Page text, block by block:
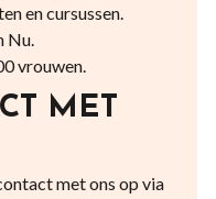
en cursussen.
Nu.
vrouwen.
MET
met ons op via